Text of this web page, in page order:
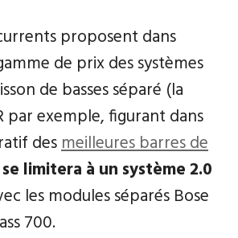
proposent dans
de prix des systèmes
de basses séparé (la
par exemple, figurant dans
desmeilleures barres de
limitera à un système 2.0
les modules séparés Bose
700.